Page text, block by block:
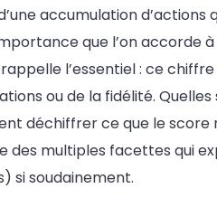
accumulation d’actions
que l’on
l’essentiel : ce
ou de la fidélité.
déchiffrer ce que le score
des multiples facettes qui
si soudainement.